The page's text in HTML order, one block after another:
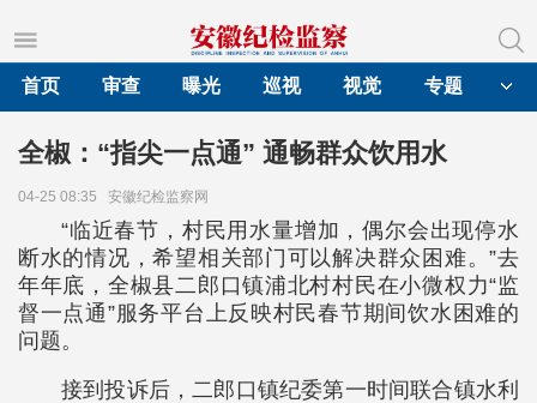
首页
审查 曝光 巡视 视觉 专题
全椒：“指尖一点通” 通畅群众饮用水
04-25 08:35 安徽纪检监察网
“临近春节，村民用水量增加，偶尔会出现停水
断水的情况，希望相关部门可以解决群众困难。”去
年年底，全椒县二郎口镇浦北村村民在小微权力“监
督一点通”服务平台上反映村民春节期间饮水困难的
问题。
接到投诉后，二郎口镇纪委第一时间联合镇水利